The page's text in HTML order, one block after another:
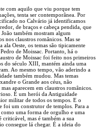
com aquilo que viu porque tem
tenta ser contemporânea. Por
no Calvário já identificamos
de braços e cabeça pendida, que
também mostram algum
nos claustros românicos. Mas se
Oeste, os temas são tipicamente
de Moissac. Portanto, há o
de Moissac foi feito nos primeiros
do século XIII, mantém ainda uma
Ao mesmo tempo, vão aderindo a
também mudou. Mas temas
o Grande aos céus, não
aparecem em claustros românicos.
É um herói da Antiguidade
militar de todos os tempos. E o
foi um construtor de templos. Para a
como uma forma de orgulho e uma
mas é também a sua
consegue lá chegar. É a ideia do